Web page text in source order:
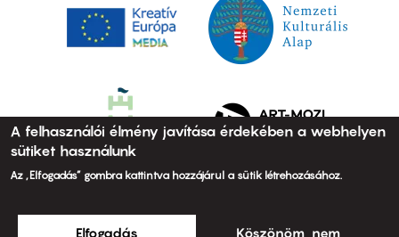
A felhasználói élmény javítása érdekében a webhelyen
sütiket használunk
Az „Elfogadás” gombra kattintva hozzájárul a sütik létrehozásához.
Elfogadás Köszönöm, nem